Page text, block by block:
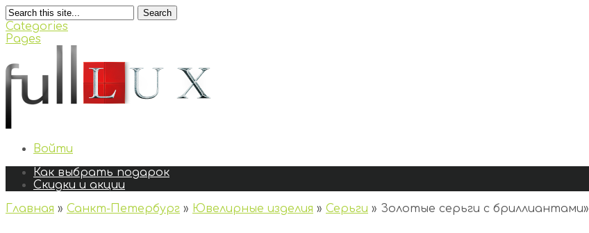
Search
Categories
Pages
Войти
Как выбрать подарок
Скидки и акции
Главная » Санкт-Петербург » Ювелирные изделия » Серьги » Золотые серьги с бриллиантами»